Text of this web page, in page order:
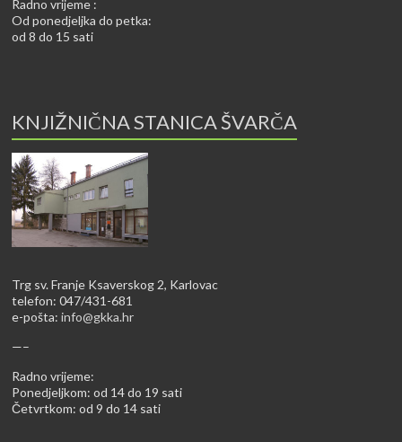
Radno vrijeme :
Od ponedjeljka do petka:
od 8 do 15 sati
KNJIŽNIČNA STANICA ŠVARČA
Trg sv. Franje Ksaverskog 2, Karlovac
telefon: 047/431-681
e-pošta:info@gkka.hr
—–
Radno vrijeme:
Ponedjeljkom: od 14 do 19 sati
Četvrtkom: od 9 do 14 sati